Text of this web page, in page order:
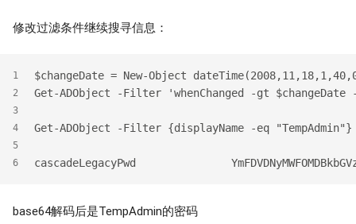
修改过滤条件继续搜寻信息：
1
2
3
4
5
6
$changeDate = New-Object
Get-ADObject -Filter 'whenChanged -gt
Get-ADObject -Filter {displayName -eq
cascadeLegacyPwd
base64解码后是TempAdmin的密码